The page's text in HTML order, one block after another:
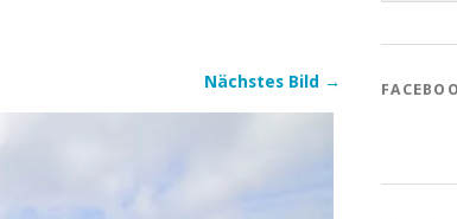
Nächstes Bild →